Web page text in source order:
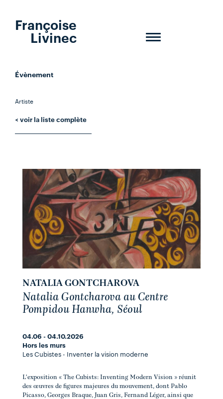
Toggle
Françoise
Livinec
Évènement
Artiste
< voir la liste complète
NATALIA GONTCHAROVA
Natalia Gontcharova au Centre
Pompidou Hanwha, Séoul
04.06 - 04.10.2026
Hors les murs
Les Cubistes - Inventer la vision moderne
L'exposition « The Cubists: Inventing Modern Vision » réunit
des œuvres de figures majeures du mouvement, dont Pablo
Picasso, Georges Braque, Juan Gris, Fernand Léger, ainsi que